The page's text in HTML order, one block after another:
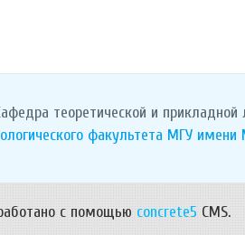
теоретической и прикладной
факультета МГУ имени
с помощью concrete5 CMS.